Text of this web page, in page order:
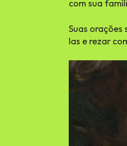
com sua
Suas
las e rezar